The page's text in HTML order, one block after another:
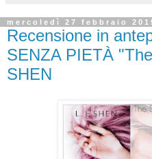
mercoledì 27 febbraio
Recensione in
SENZA PIETÀ
SHEN